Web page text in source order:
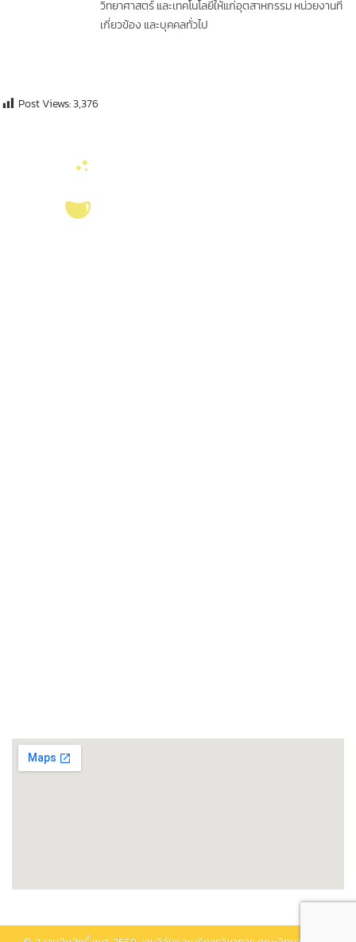
วิทยาศาสตร์ และเทคโนโลยีให้แก่อุตสาหกรรม หน่วยงานที่
เกี่ยวข้อง และบุคคลทั่วไป
Post Views:3,376